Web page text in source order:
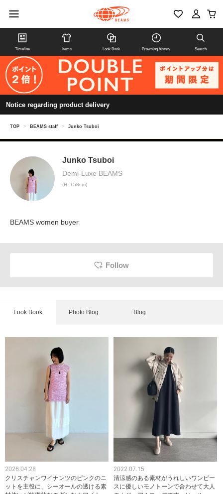
Timeline Items Look Book Browsing history Search
Notice regarding product delivery
TOP > BEAMS staff > Junko Tsuboi
Junko Tsuboi
Demi-Luxe BEAMS
(H: 158cm)
BEAMS women buyer
Follow
Look Book Photo Blog Blog
2026.04.28
クリスチャンワイナンツのピンクのニ
ットを主役に、シーオールの透ける素
2022.07.15
清涼感のある素材がうれしいワンピー
スに優しいモノトーンで合わせて大人